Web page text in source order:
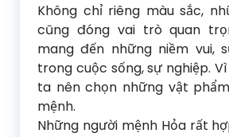
Không chỉ riêng màu sắc,
cũng đóng vai trò quan
mang đến những niềm vui,
trong cuộc sống, sự nghiệp.
ta nên chọn những vật
mệnh.
Những người mệnh Hỏa rất